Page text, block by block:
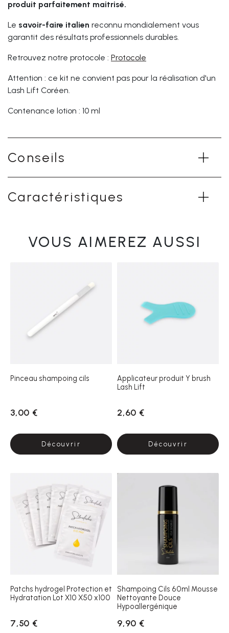
produit parfaitement maitrisé.
Le savoir-faire italien reconnu mondialement vous
garantit des résultats professionnels durables.
Retrouvez notre protocole : Protocole
Attention : ce kit ne convient pas pour la réalisation d'un
Lash Lift Coréen.
Contenance lotion : 10 ml
Conseils
Caractéristiques
VOUS AIMEREZ AUSSI
Pinceau shampoing cils
3,00 €
Découvrir
Applicateur produit Y brush
Lash Lift
2,60 €
Découvrir
Patchs hydrogel Protection et
Hydratation Lot X10 X50 x100
7,50 €
Shampoing Cils 60ml Mousse
Nettoyante Douce
Hypoallergénique
9,90 €